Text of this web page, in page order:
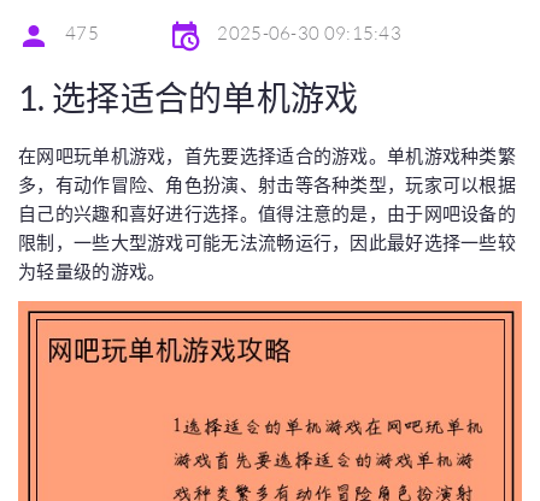
475 2025-06-30 09:15:43
1. 选择适合的单机游戏
在网吧玩单机游戏，首先要选择适合的游戏。单机游戏种类繁
多，有动作冒险、角色扮演、射击等各种类型，玩家可以根据
自己的兴趣和喜好进行选择。值得注意的是，由于网吧设备的
限制，一些大型游戏可能无法流畅运行，因此最好选择一些较
为轻量级的游戏。